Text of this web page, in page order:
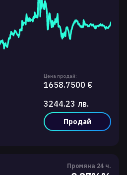
Цена продай:
1658.7500 €
3244.23 лв.
Продай
Промяна 24 ч.